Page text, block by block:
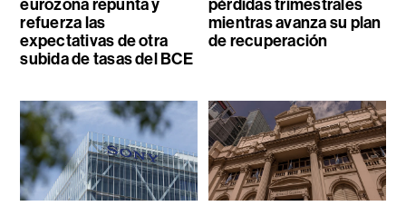
eurozona repunta y
refuerza las
expectativas de otra
subida de tasas del BCE
pérdidas trimestrales
mientras avanza su plan
de recuperación